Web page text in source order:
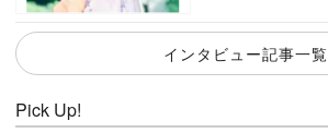
インタビュー記事一覧
Pick Up!